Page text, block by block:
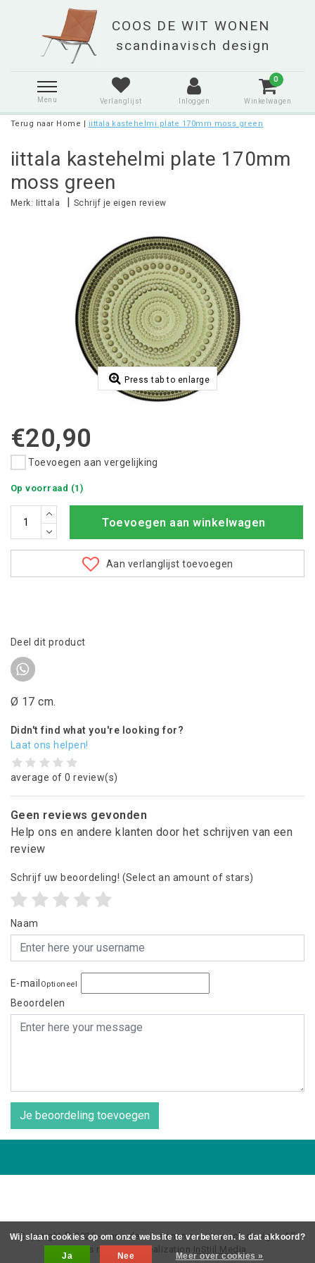
Menu Verlanglijst Inloggen
0
Winkelwagen
Terug naar Home | iittala kastehelmi plate 170mm moss green
iittala kastehelmi plate 170mm
moss green
Merk: Iittala | Schrijf je eigen review
Press tab to enlarge
€20,90
Toevoegen aan vergelijking
Op voorraad (1)
Toevoegen aan winkelwagen
Aan verlanglijst toevoegen
Deel dit product
Ø 17 cm.
Didn't find what you're looking for?
Laat ons helpen!
average of 0 review(s)
Geen reviews gevonden
Help ons en andere klanten door het schrijven van een
review
Schrijf uw beoordeling! (Select an amount of stars)
Naam
E-mail Optioneel
Beoordelen
Je beoordeling toevoegen
Copyright © 2026 - coos de wit wonen scaninavsch design - All
rights reserved - Realization InStijl Media
Wij slaan cookies op om onze website te verbeteren. Is dat akkoord?
Ja
Nee Meer over cookies »